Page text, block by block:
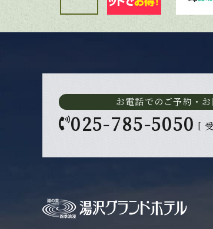
お電話でのご予約・
025-785-5050 [